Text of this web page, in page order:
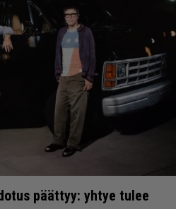
päättyy: yhtye tulee